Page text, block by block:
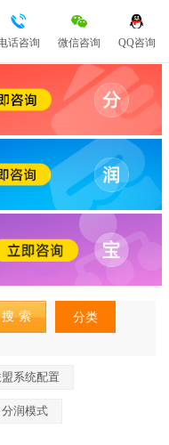
QQ咨询
微信咨询
话咨询
分类
盟系统配置
分润模式